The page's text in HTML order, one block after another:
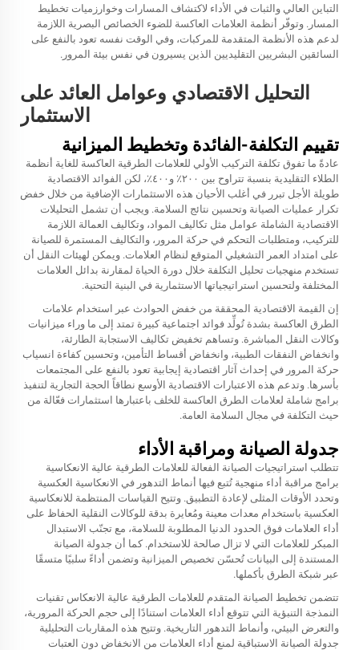
التباين العالي والثبات في الأداء لاكتشاف المسارات وخوارزميات تخطيط
المسار. وتوفّر أنظمة العلامات العاكسة للضوء الخصائص البصرية اللازمة
لدعم هذه الأنظمة المتقدمة للمركبات، وفي الوقت نفسه تعود بالنفع على
السائقين البشريين التقليديين الذين يسيرون في نفس بيئة المرور.
التحليل الاقتصادي وعوامل العائد على
الاستثمار
تقييم التكلفة-الفائدة وتخطيط الميزانية
عادةً ما تفوق تكلفة التركيب الأولي للعلامات الطرقية العاكسة للغاية أنظمة
الطلاء التقليدية بنسبة تتراوح بين ٢٠٠٪ و٤٠٠٪، لكن الفوائد الاقتصادية
طويلة الأجل تبرر في أغلب الأحيان هذه الاستثمارات الإضافية من خلال خفض
تكرار عمليات الصيانة وتحسين نتائج السلامة. ويجب أن تشمل التحليلات
الاقتصادية الشاملة عوامل مثل تكاليف المواد، وتكاليف العمالة اللازمة
للتركيب، ومتطلبات التحكم في حركة المرور، والتكاليف المستمرة للصيانة
على امتداد العمر التشغيلي المتوقع لنظام العلامات. ويمكن لهيئات النقل أن
تستخدم منهجيات تحليل التكلفة خلال دورة الحياة لمقارنة بدائل العلامات
المختلفة ولتحسين استراتيجياتها الاستثمارية في البنية التحتية.
إن القيمة الاقتصادية المحققة من خفض الحوادث عبر استخدام علامات
الطرق العاكسة بشدة تُولِّد فوائد اجتماعية كبيرة تمتد إلى ما وراء ميزانيات
وكالات النقل المباشرة. وتساهم تخفيض تكاليف الاستجابة الطارئة،
وانخفاض النفقات الطبية، وانخفاض أقساط التأمين، وتحسين كفاءة انسياب
حركة المرور في إحداث آثار اقتصادية إيجابية تعود بالنفع على المجتمعات
بأسرها. وتدعم هذه الاعتبارات الاقتصادية الأوسع نطاقاً الحجة التجارية لتنفيذ
برامج شاملة لعلامات الطرق العاكسة للخلف باعتبارها استثمارات فعّالة من
حيث التكلفة في مجال السلامة العامة.
جدولة الصيانة ومراقبة الأداء
تتطلب استراتيجيات الصيانة الفعالة للعلامات الطرقية عالية الانعكاسية
برامج مراقبة أداء منهجية تُتبع فيها أنماط التدهور في الانعكاسية العكسية
وتحدد الأوقات المثلى لإعادة التطبيق. وتتيح القياسات المنتظمة للانعكاسية
العكسية باستخدام معدات معينة ومُعايرة بدقة للوكالات النقلية الحفاظ على
أداء العلامات فوق الحدود الدنيا المطلوبة للسلامة، مع تجنّب الاستبدال
المبكر للعلامات التي لا تزال صالحة للاستخدام. كما أن جدولة الصيانة
المستندة إلى البيانات تُحسّن تخصيص الميزانية وتضمن أداءً سلبيًا متسقًا
عبر شبكة الطرق بأكملها.
تتضمن تخطيط الصيانة المتقدم للعلامات الطرقية عالية الانعكاس تقنيات
النمذجة التنبؤية التي تتوقع أداء العلامات استنادًا إلى حجم الحركة المرورية،
والتعرض البيئي، وأنماط التدهور التاريخية. وتتيح هذه المقاربات التحليلية
جدولة الصيانة الاستباقية لمنع أداء العلامات من الانخفاض دون العتبات